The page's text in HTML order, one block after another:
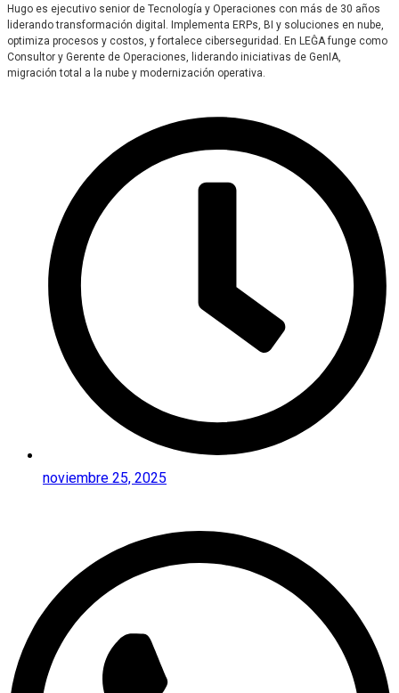
Hugo es ejecutivo senior de Tecnología y Operaciones con más de 30 años
liderando transformación digital. Implementa ERPs, BI y soluciones en nube,
optimiza procesos y costos, y fortalece ciberseguridad. En LEĜA funge como
Consultor y Gerente de Operaciones, liderando iniciativas de GenIA,
migración total a la nube y modernización operativa.
noviembre 25, 2025